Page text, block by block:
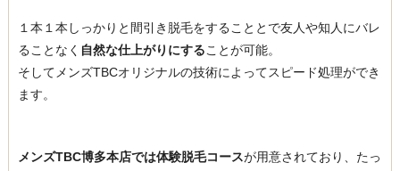
１本１本しっかりと間引き脱毛をすることとで友人や知人にバレ
ることなく 自然な仕上がりにすることが可能。
そしてメンズTBCオリジナルの技術によってスピード処理ができ
ます。
メンズTBC博多本店では体験脱毛コースが用意されており、たっ